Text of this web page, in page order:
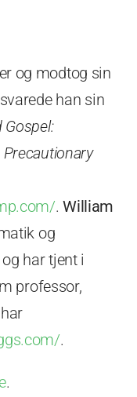
og modtog sin
han sin
Gospel:
.William
og
har tjent i
professor,
.
.